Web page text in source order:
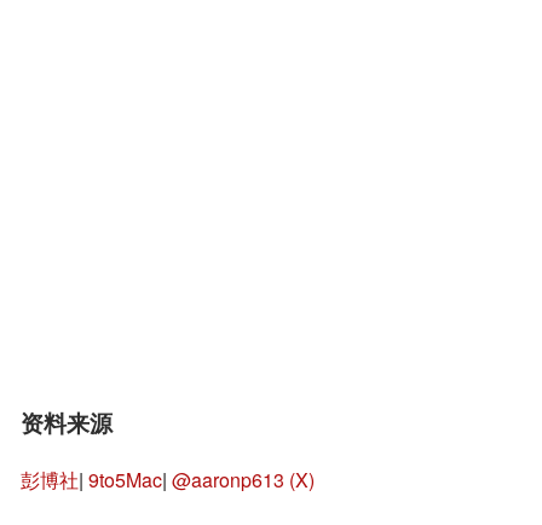
资料来源
彭博社| 9to5Mac| @aaronp613 (X)